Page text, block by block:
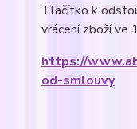
Tlačítko k
vrácení zboží ve
https://
od-smlouvy